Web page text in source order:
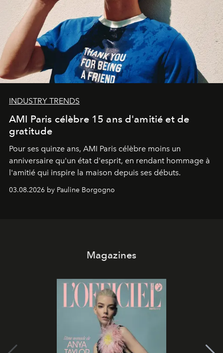
INDUSTRY TRENDS
AMI Paris célèbre 15 ans d'amitié et de
gratitude
Pour ses quinze ans, AMI Paris célèbre moins un
anniversaire qu'un état d'esprit, en rendant hommage à
l'amitié qui inspire la maison depuis ses débuts.
03.08.2026 by Pauline Borgogno
Magazines